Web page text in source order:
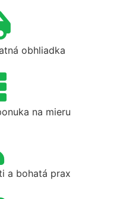
obhliadka
na mieru
a bohatá prax